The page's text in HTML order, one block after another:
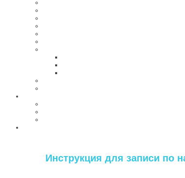
Инструкция для записи по